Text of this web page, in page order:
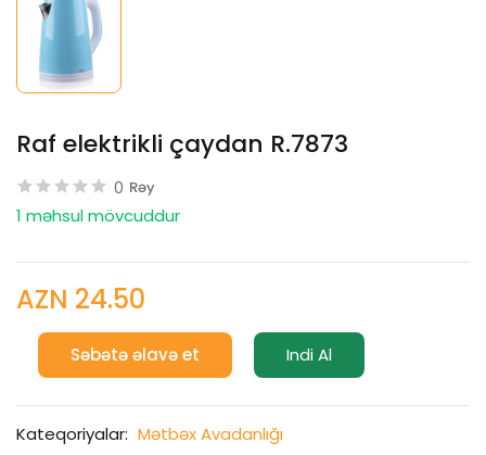
Raf elektrikli çaydan R.7873
0 Rəy
1 məhsul mövcuddur
AZN 24.50
Səbətə əlavə et Indi Al
Kateqoriyalar: Mətbəx Avadanlığı